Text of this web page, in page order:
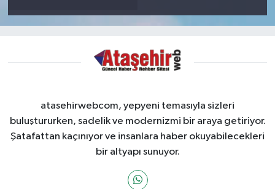
atasehirwebcom, yepyeni temasıyla sizleri
buluştururken, sadelik ve modernizmi bir araya getiriyor.
Şatafattan kaçınıyor ve insanlara haber okuyabilecekleri
bir altyapı sunuyor.